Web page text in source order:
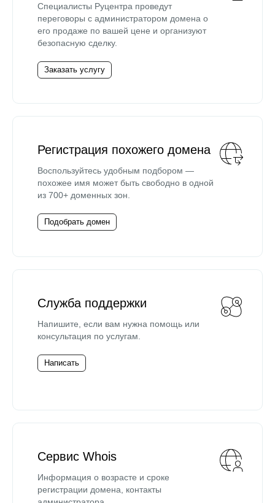
Специалисты Руцентра проведут
переговоры с администратором домена о
его продаже по вашей цене и организуют
безопасную сделку.
Заказать услугу
Регистрация похожего домена
Воспользуйтесь удобным подбором —
похожее имя может быть свободно в одной
из 700+ доменных зон.
Подобрать домен
Служба поддержки
Напишите, если вам нужна помощь или
консультация по услугам.
Написать
Сервис Whois
Информация о возрасте и сроке
регистрации домена, контакты